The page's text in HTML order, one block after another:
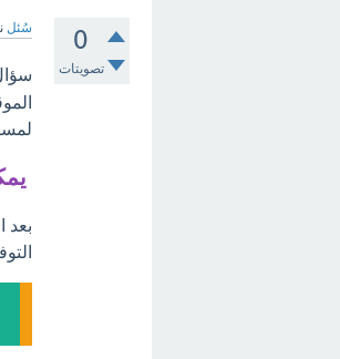
0
تصويتات
سُئل
بعد